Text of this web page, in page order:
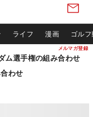
メルマガ登録
ライフ 漫画 ゴル
選手権の組み合わせ
わせ